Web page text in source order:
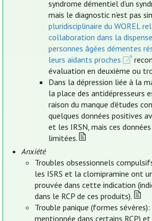
syndrome démentiel d’un
mais le diagnostic n’est pas
pluridisciplinaire du WOREL
collaboration dans la
personnes âgées démentes
leurs aidants proches
évaluation en deuxième ou
Dans la dépression liée à la
la place des antidépresseurs
raison du manque d'études
quelques données positives
et les IRSN, mais ces
limitées.
Anxiété
Troubles obsessionnels
les ISRS et la clomipramine ont
prouvée dans cette indication
dans le RCP de ces produits).
Trouble panique (formes
mentionnée dans certains RCP)